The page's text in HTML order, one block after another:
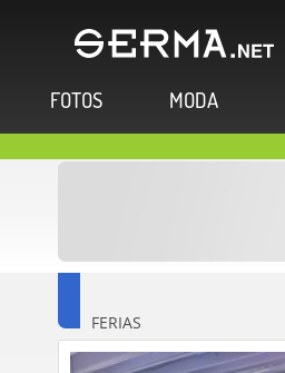
FOTOS MODA
FERIAS